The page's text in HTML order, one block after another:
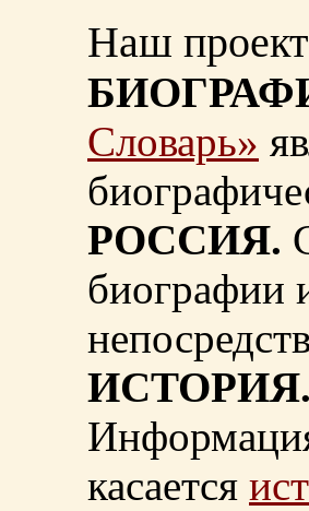
Наш
Словарь»
РОССИЯ.
биографии
ИСТОРИЯ.
касается